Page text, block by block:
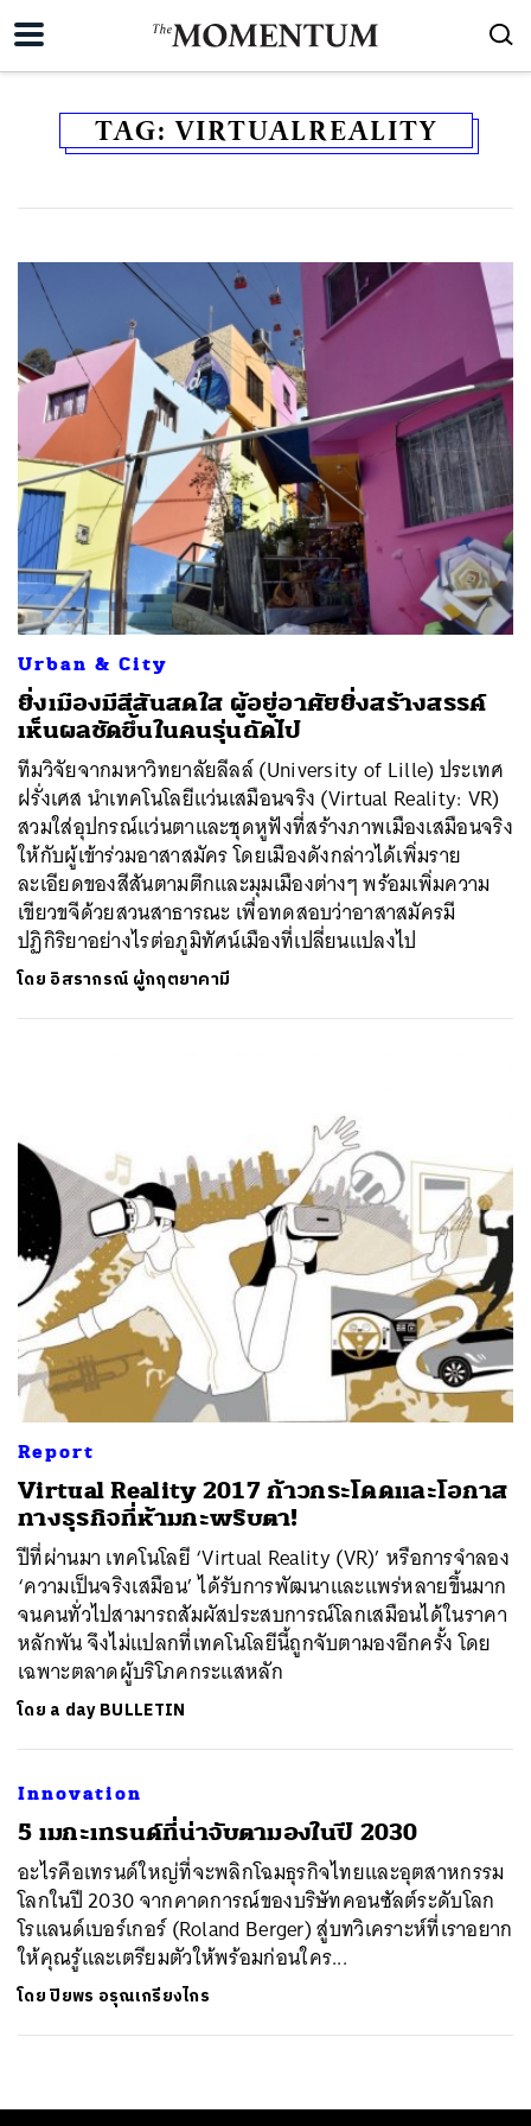
TAG:VIRTUALREALITY
Urban & City
ยิ่งเมืองมีสีสันสดใส ผู้อยู่อาศัยยิ่งสร้างสรรค์
เห็นผลชัดขึ้นในคนรุ่นถัดไป
ทีมวิจัยจากมหาวิทยาลัยลีลล์ (University of Lille) ประเทศ
ฝรั่งเศส นำเทคโนโลยีแว่นเสมือนจริง (Virtual Reality: VR)
สวมใส่อุปกรณ์แว่นตาและชุดหูฟังที่สร้างภาพเมืองเสมือนจริง
ให้กับผู้เข้าร่วมอาสาสมัคร โดยเมืองดังกล่าวได้เพิ่มราย
ละเอียดของสีสันตามตึกและมุมเมืองต่างๆ พร้อมเพิ่มความ
เขียวขจีด้วยสวนสาธารณะ เพื่อทดสอบว่าอาสาสมัครมี
ปฏิกิริยาอย่างไรต่อภูมิทัศน์เมืองที่เปลี่ยนแปลงไป
โดย อิสรากรณ์ ผู้กฤตยาคามี
Report
Virtual Reality 2017 ก้าวกระโดดและโอกาส
ทางธุรกิจที่ห้ามกะพริบตา!
ปีที่ผ่านมา เทคโนโลยี ‘Virtual Reality (VR)’ หรือการจำลอง
‘ความเป็นจริงเสมือน’ ได้รับการพัฒนาและแพร่หลายขึ้นมาก
จนคนทั่วไปสามารถสัมผัสประสบการณ์โลกเสมือนได้ในราคา
หลักพัน จึงไม่แปลกที่เทคโนโลยีนี้ถูกจับตามองอีกครั้ง โดย
เฉพาะตลาดผู้บริโภคกระแสหลัก
โดย a day BULLETIN
Innovation
5 เมกะเทรนด์ที่น่าจับตามองในปี 2030
อะไรคือเทรนด์ใหญ่ที่จะพลิกโฉมธุรกิจไทยและอุตสาหกรรม
โลกในปี 2030 จากคาดการณ์ของบริษัทคอนซัลต์ระดับโลก
โรแลนด์เบอร์เกอร์ (Roland Berger) สู่บทวิเคราะห์ที่เราอยาก
ให้คุณรู้และเตรียมตัวให้พร้อมก่อนใคร...
โดยปิยพร อรุณเกรียงไกร
SHARE TWEET LINE EMAIL